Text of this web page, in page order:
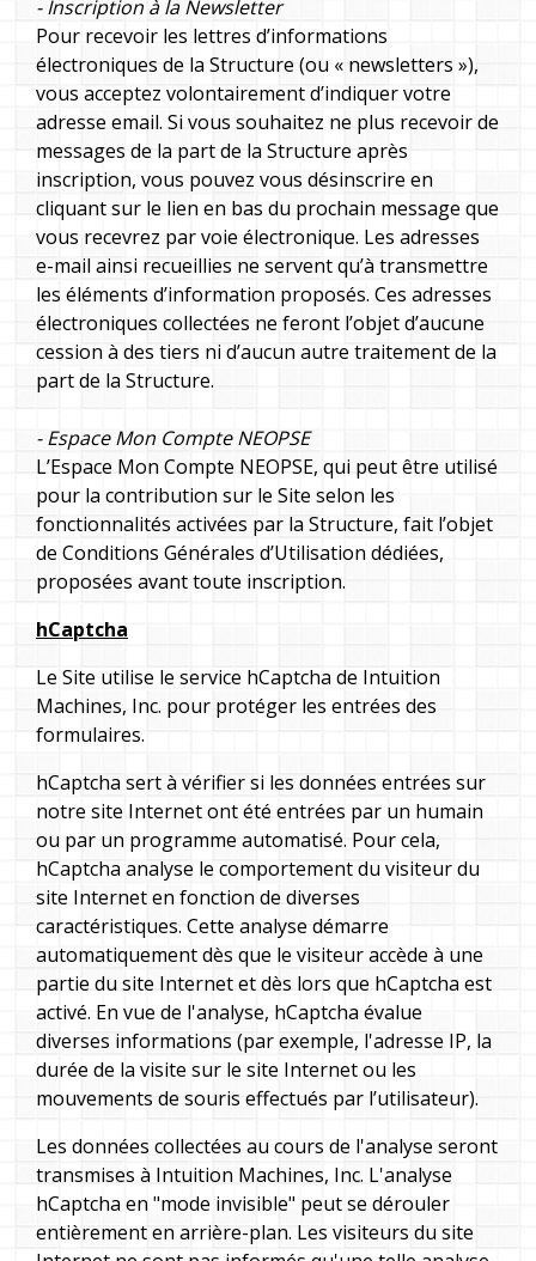
- Inscription à la Newsletter
Pour recevoir les lettres d’informations
électroniques de la Structure (ou « newsletters »),
vous acceptez volontairement d’indiquer votre
adresse email. Si vous souhaitez ne plus recevoir de
messages de la part de la Structure après
inscription, vous pouvez vous désinscrire en
cliquant sur le lien en bas du prochain message que
vous recevrez par voie électronique. Les adresses
e-mail ainsi recueillies ne servent qu’à transmettre
les éléments d’information proposés. Ces adresses
électroniques collectées ne feront l’objet d’aucune
cession à des tiers ni d’aucun autre traitement de la
part de la Structure.
- Espace Mon Compte NEOPSE
L’Espace Mon Compte NEOPSE, qui peut être utilisé
pour la contribution sur le Site selon les
fonctionnalités activées par la Structure, fait l’objet
de Conditions Générales d’Utilisation dédiées,
proposées avant toute inscription.
hCaptcha
Le Site utilise le service hCaptcha de Intuition
Machines, Inc. pour protéger les entrées des
formulaires.
hCaptcha sert à vérifier si les données entrées sur
notre site Internet ont été entrées par un humain
ou par un programme automatisé. Pour cela,
hCaptcha analyse le comportement du visiteur du
site Internet en fonction de diverses
caractéristiques. Cette analyse démarre
automatiquement dès que le visiteur accède à une
partie du site Internet et dès lors que hCaptcha est
activé. En vue de l'analyse, hCaptcha évalue
diverses informations (par exemple, l'adresse IP, la
durée de la visite sur le site Internet ou les
mouvements de souris effectués par l’utilisateur).
Les données collectées au cours de l'analyse seront
transmises à Intuition Machines, Inc. L'analyse
hCaptcha en "mode invisible" peut se dérouler
entièrement en arrière-plan. Les visiteurs du site